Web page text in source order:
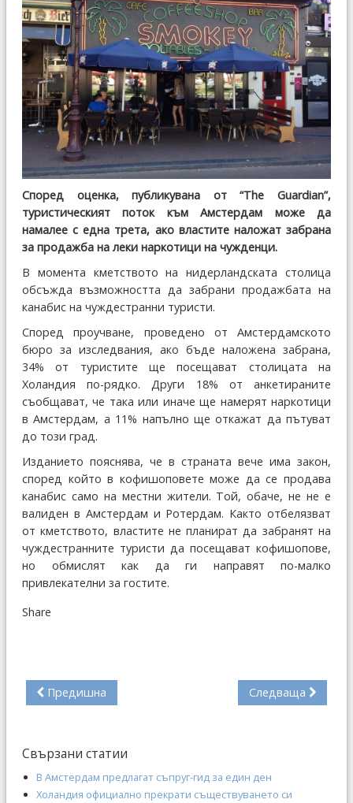
Според оценка, публикувана от “The Guardian”,
туристическият поток към Амстердам може да
намалее с една трета, ако властите наложат забрана
за продажба на леки наркотици на чужденци.
В момента кметството на нидерландската столица
обсъжда възможността да забрани продажбата на
канабис на чуждестранни туристи.
Според проучване, проведено от Амстердамското
бюро за изследвания, ако бъде наложена забрана,
34% от туристите ще посещават столицата на
Холандия по-рядко. Други 18% от анкетираните
съобщават, че така или иначе ще намерят наркотици
в Амстердам, а 11% напълно ще откажат да пътуват
до този град.
Изданието пояснява, че в страната вече има закон,
според който в кофишоповете може да се продава
канабис само на местни жители. Той, обаче, не не е
валиден в Амстердам и Ротердам. Както отбелязват
от кметството, властите не планират да забранят на
чуждестранните туристи да посещават кофишопове,
но обмислят как да ги направят по-малко
привлекателни за гостите.
Share
Предишна Следваща
Свързани статии
В Амстердам предлагат съпруг-гид за един ден
Холандия официално прекрати съществуването си